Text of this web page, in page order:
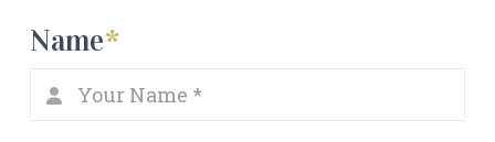
Name*